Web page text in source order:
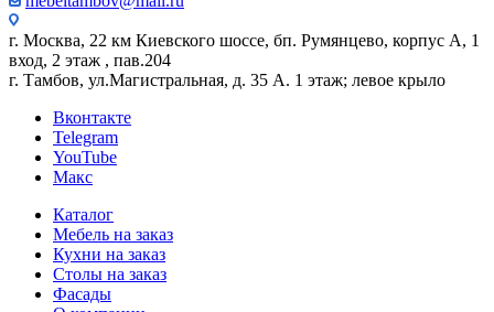
г. Москва, 22 км Киевского шоссе, бп. Румянцево, корпус А, 1
вход, 2 этаж , пав.204
г. Тамбов, ул.Магистральная, д. 35 А. 1 этаж; левое крыло
Вконтакте
Telegram
YouTube
Макс
Каталог
Мебель на заказ
Кухни на заказ
Столы на заказ
Фасады